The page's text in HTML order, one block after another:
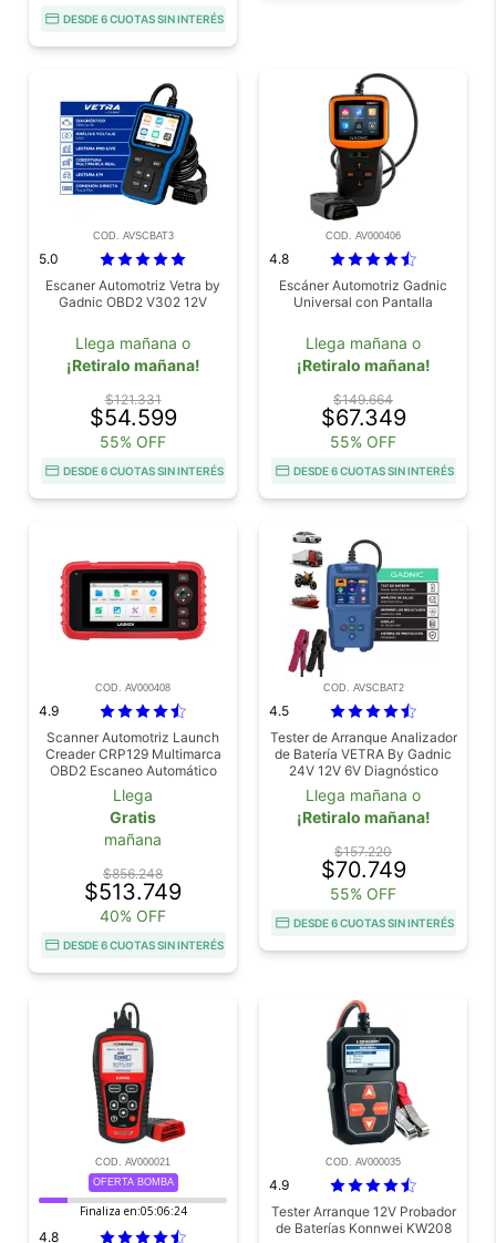
DESDE 6 CUOTAS SIN INTERÉS
COD. AVSCBAT3
5.0
Escaner Automotriz Vetra by
Gadnic OBD2 V302 12V
Llega mañana o
¡Retiralo mañana!
$121.331
$54.599
55% OFF
DESDE 6 CUOTAS SIN INTERÉS
COD. AV000406
4.8
Escáner Automotriz Gadnic
Universal con Pantalla
Llega mañana o
¡Retiralo mañana!
$149.664
$67.349
55% OFF
DESDE 6 CUOTAS SIN INTERÉS
COD. AV000408
4.9
Scanner Automotriz Launch
Creader CRP129 Multimarca
OBD2 Escaneo Automático
Llega
Gratis
mañana
$856.248
$513.749
40% OFF
DESDE 6 CUOTAS SIN INTERÉS
COD. AVSCBAT2
4.5
Tester de Arranque Analizador
de Batería VETRA By Gadnic
24V 12V 6V Diagnóstico
Completo
Llega mañana o
¡Retiralo mañana!
$157.220
$70.749
55% OFF
DESDE 6 CUOTAS SIN INTERÉS
COD. AV000021
OFERTA BOMBA
Finaliza en:05:06:23
4.8
COD. AV000035
4.9
Tester Arranque 12V Probador
de Baterías Konnwei KW208